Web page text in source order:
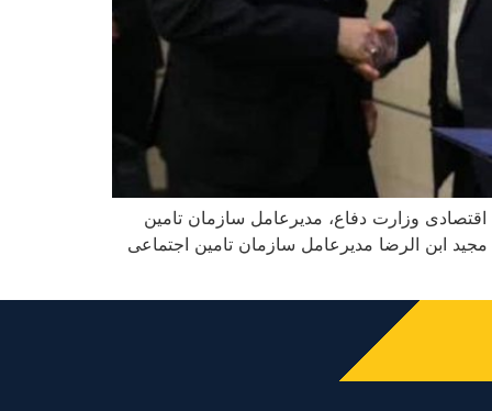
وزارت دفاع، مدیرعامل سازمان تامین
ابن الرضا مدیرعامل سازمان تامین اجتماعی